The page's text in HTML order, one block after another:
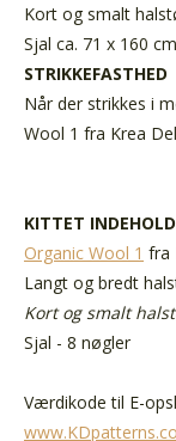
Kort og smalt
Sjal ca. 71 x 160 cm
STRIKKEFASTHED
Når der strikkes i
Wool 1 fra Krea
KITTET
Organic Wool 1 fra
Langt og bredt
Kort og smalt
Sjal - 8 nøgler
Værdikode til E-